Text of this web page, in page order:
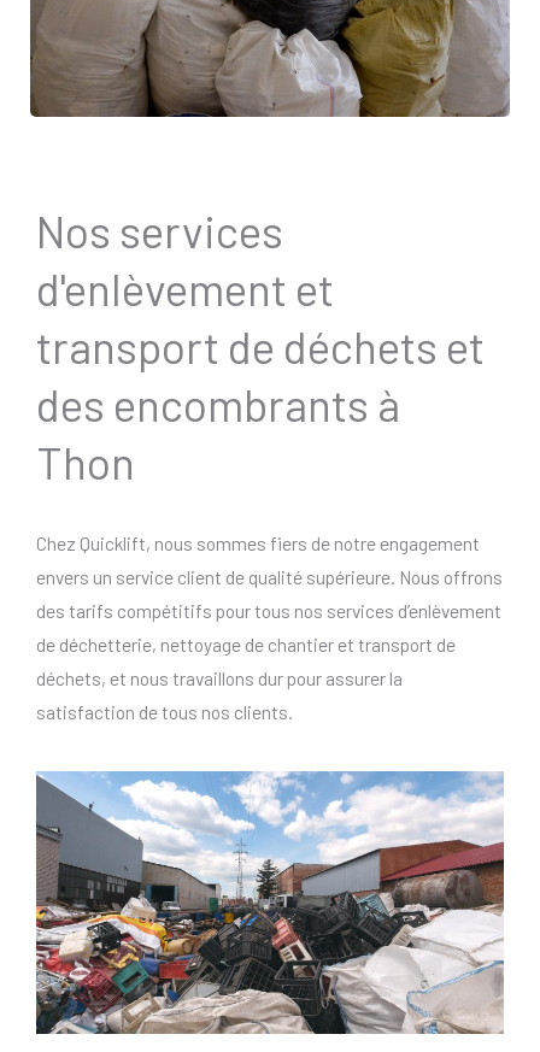
Nos services
d'enlèvement et
transport de déchets et
des encombrants à
Thon
Chez Quicklift, nous sommes fiers de notre engagement
envers un service client de qualité supérieure. Nous offrons
des tarifs compétitifs pour tous nos services d’enlèvement
de déchetterie, nettoyage de chantier et transport de
déchets, et nous travaillons dur pour assurer la
satisfaction de tous nos clients.